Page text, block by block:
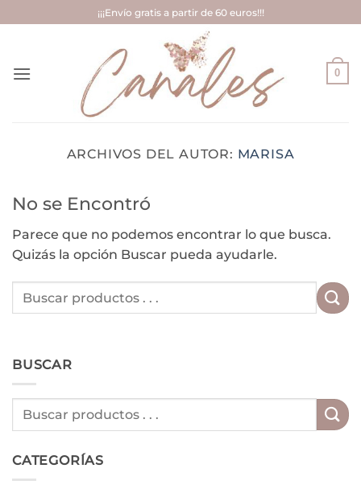
al
¡¡¡Envío gratis a partir de 60 euros!!!
0
ARCHIVOS DEL AUTOR: MARISA
No se Encontró
Parece que no podemos encontrar lo que busca.
Quizás la opción Buscar pueda ayudarle.
BUSCAR
CATEGORÍAS